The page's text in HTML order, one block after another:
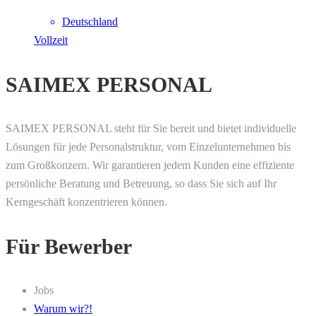
Deutschland
Vollzeit
SAIMEX PERSONAL
SAIMEX PERSONAL steht für Sie bereit und bietet individuelle
Lösungen für jede Personalstruktur, vom Einzelunternehmen bis
zum Großkonzern. Wir garantieren jedem Kunden eine effiziente
persönliche Beratung und Betreuung, so dass Sie sich auf Ihr
Kerngeschäft konzentrieren können.
Für Bewerber
Jobs
Warum wir?!